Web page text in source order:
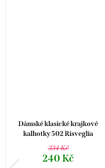
Dámské klasické krajkové
kalhotky 502 Risveglia
334 Kč
240 Kč